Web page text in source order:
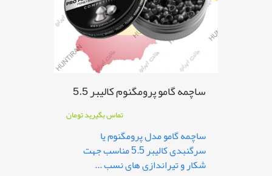
ساچمه گامو پرومگنوم کالیبر 5.5
تماس بگیریدتومان
ساچمه گامو مدل پرومگنوم یا
سرگنبدی کالیبر 5.5 مناسب جهت
شکار و تیراندازی های نسب ...